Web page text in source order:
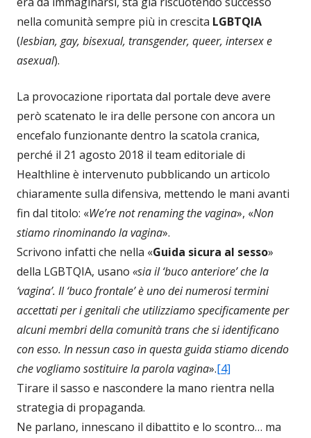
nella comunità sempre più in crescita LGBTQIA
(lesbian, gay, bisexual, transgender, queer, intersex e
asexual).
La provocazione riportata dal portale deve avere
però scatenato le ira delle persone con ancora un
encefalo funzionante dentro la scatola cranica,
perché il 21 agosto 2018 il team editoriale di
Healthline è intervenuto pubblicando un articolo
chiaramente sulla difensiva, mettendo le mani avanti
fin dal titolo: «We’re not renaming the vagina», «Non
stiamo rinominando la vagina».
Scrivono infatti che nella «Guida sicura al sesso»
della LGBTQIA, usano «sia il ‘buco anteriore’ che la
‘vagina’. Il ‘buco frontale’ è uno dei numerosi termini
accettati per i genitali che utilizziamo specificamente per
alcuni membri della comunità trans che si identificano
con esso. In nessun caso in questa guida stiamo dicendo
che vogliamo sostituire la parola vagina».[4]
Tirare il sasso e nascondere la mano rientra nella
strategia di propaganda.
Ne parlano, innescano il dibattito e lo scontro… ma